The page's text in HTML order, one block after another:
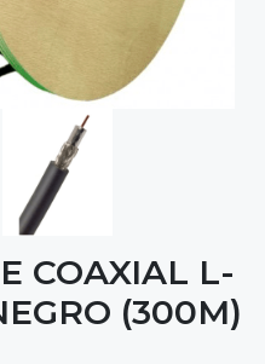
COAXIAL L-
(300M)